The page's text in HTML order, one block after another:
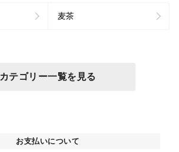
麦茶
カテゴリー一覧を見る
お支払いについて